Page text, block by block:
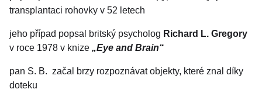
transplantaci rohovky v 52 letech
jeho případ popsal britský psycholog Richard L. Gregory
v roce 1978 v knize „Eye and Brain“
pan S. B. začal brzy rozpoznávat objekty, které znal díky
doteku